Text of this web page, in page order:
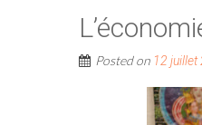
Posted on 12 juillet